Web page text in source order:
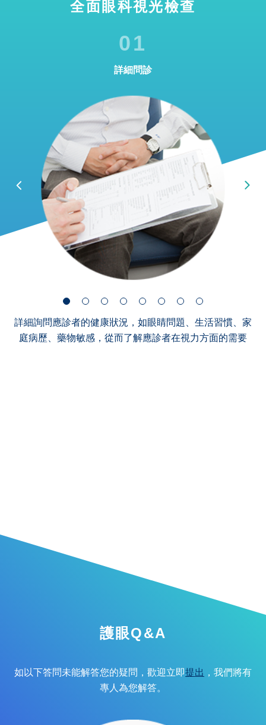
全面眼科視光檢查
01
詳細問診
詳細詢問應診者的健康狀況，如眼睛問題、生活習慣、家
庭病歷、藥物敏感，從而了解應診者在視力方面的需要
護眼Q&A
如以下答問未能解答您的疑問，歡迎立即提出 ，我們將有
專人為您解答。